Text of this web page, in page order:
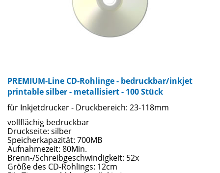
YUDEN, TDK, VERBATIM u.a.
PREMIUM-Line CD-Rohlinge - bedruckbar/inkjet
printable silber - metallisiert - 100 Stück
für Inkjetdrucker - Druckbereich: 23-118mm
vollflächig bedruckbar
Druckseite: silber
Speicherkapazität: 700MB
Aufnahmezeit: 80Min.
Brenn-/Schreibgeschwindigkeit: 52x
Größe des CD-Rohlings: 12cm